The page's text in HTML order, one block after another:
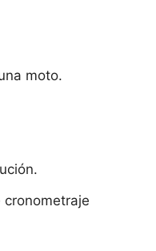
moto.
cronometraje